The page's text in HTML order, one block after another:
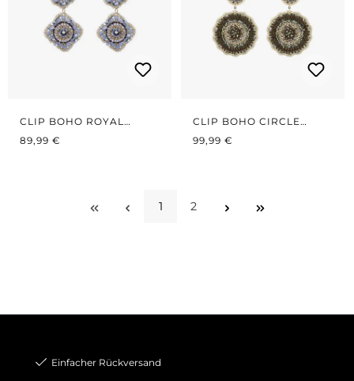
CLIP BOHO ROYAL
GREY/GOLD
REGULÄRER PREIS:
89,99 €
CLIP BOHO CIRCLE
SEAWEED
REGULÄRER PREIS:
99,99 €
Seite
1 Seite
2
Einfacher Rückversand